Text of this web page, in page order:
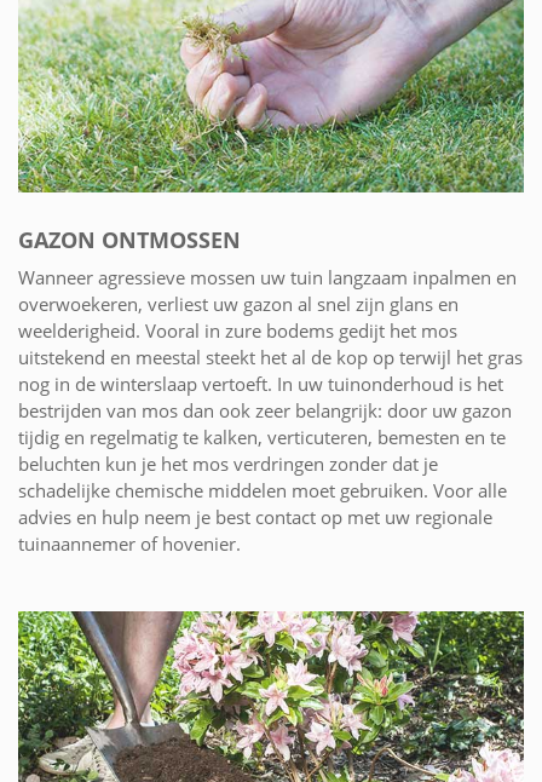
GAZON ONTMOSSEN
Wanneer agressieve mossen uw tuin langzaam inpalmen en
overwoekeren, verliest uw gazon al snel zijn glans en
weelderigheid. Vooral in zure bodems gedijt het mos
uitstekend en meestal steekt het al de kop op terwijl het gras
nog in de winterslaap vertoeft. In uw tuinonderhoud is het
bestrijden van mos dan ook zeer belangrijk: door uw gazon
tijdig en regelmatig te kalken, verticuteren, bemesten en te
beluchten kun je het mos verdringen zonder dat je
schadelijke chemische middelen moet gebruiken. Voor alle
advies en hulp neem je best contact op met uw regionale
tuinaannemer of hovenier.